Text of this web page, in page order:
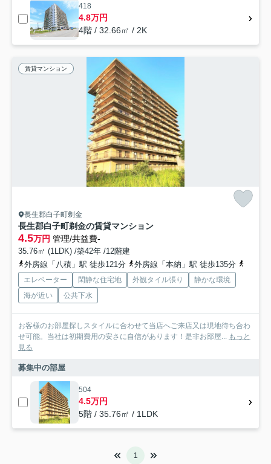
418
4.8万円
4階 / 32.66㎡ / 2K
賃貸マンション
長生郡白子町剃金
長生郡白子町剃金の賃貸マンション
4.5万円 管理/共益費-
35.76㎡ (1LDK) /築42年 /12階建
外房線「八積」駅 徒歩121分
外房線「本納」駅 徒歩135分
エレベーター 閑静な住宅地 外観タイル張り
静かな環境
海が近い
公共下水
お客様のお部屋探しスタイルに合わせて当店へご来店又は現地待ち合わ
せ可能。当社は初期費用の安さに自信があります！是非お部屋... もっと
見る
募集中の部屋
504
4.5万円
5階 / 35.76㎡ / 1LDK
1